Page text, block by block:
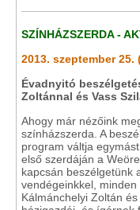
SZÍNHÁZSZERDA -
2013. szeptember 25.
Évadnyitó
Zoltánnal és Vass
Ahogy már nézőink
színházszerda. A
program váltja
első szerdáján a
kapcsán beszélgetünk
vendégeinkkel,
Kálmánchelyi Zoltán